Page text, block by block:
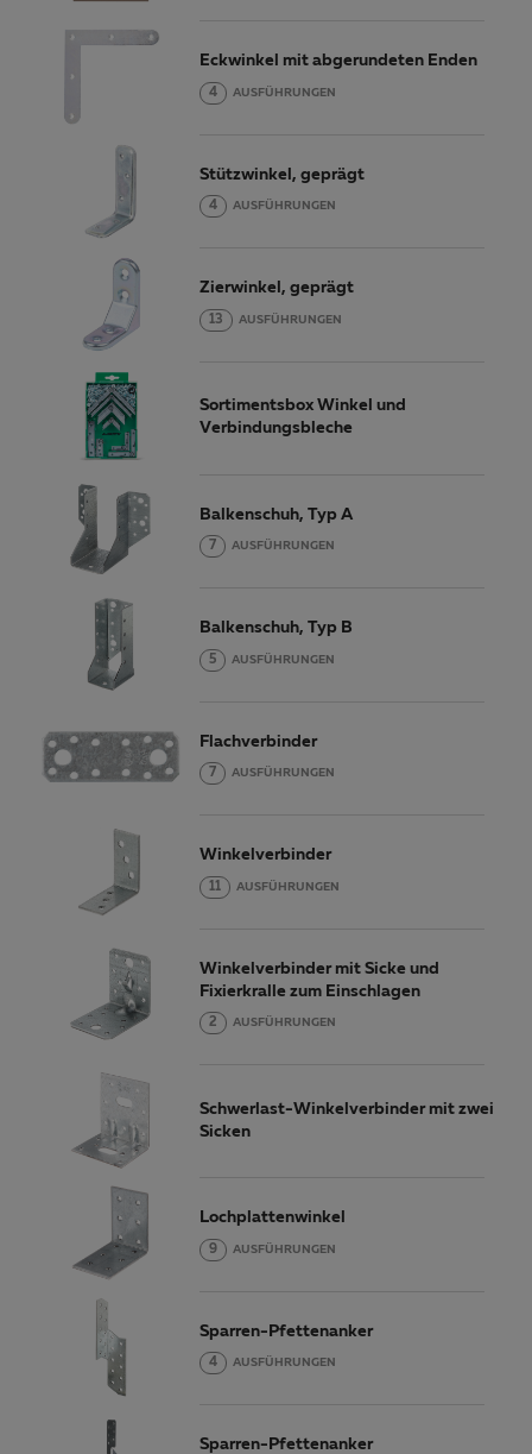
Eckwinkel mit abgerundeten Enden
4 AUSFÜHRUNGEN
Stützwinkel, geprägt
4 AUSFÜHRUNGEN
Zierwinkel, geprägt
13 AUSFÜHRUNGEN
Sortimentsbox Winkel und
Verbindungsbleche
Balkenschuh, Typ A
7 AUSFÜHRUNGEN
Balkenschuh, Typ B
5 AUSFÜHRUNGEN
Flachverbinder
7 AUSFÜHRUNGEN
Winkelverbinder
11 AUSFÜHRUNGEN
Winkelverbinder mit Sicke und
Fixierkralle zum Einschlagen
2 AUSFÜHRUNGEN
Schwerlast-Winkelverbinder mit zwei
Sicken
Lochplattenwinkel
9 AUSFÜHRUNGEN
Sparren-Pfettenanker
4 AUSFÜHRUNGEN
Sparren-Pfettenanker